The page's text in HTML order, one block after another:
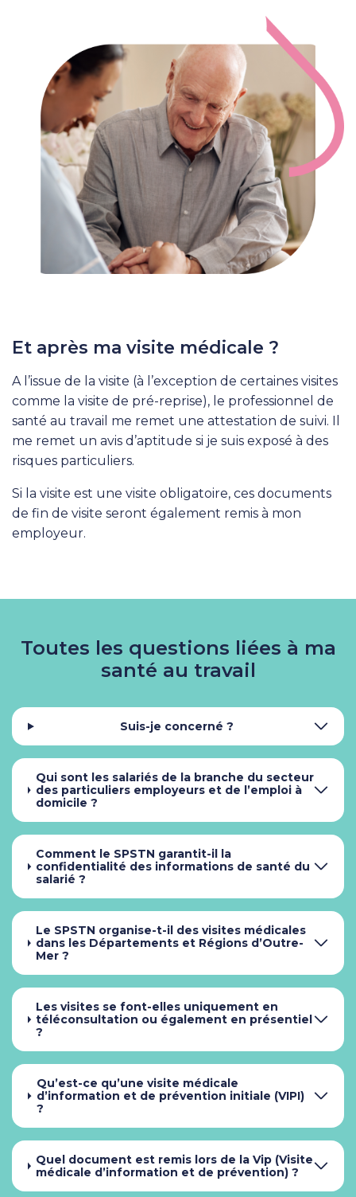
Et après ma visite médicale ?
A l’issue de la visite (à l’exception de certaines visites
comme la visite de pré-reprise), le professionnel de
santé au travail me remet une attestation de suivi. Il
me remet un avis d’aptitude si je suis exposé à des
risques particuliers.
Si la visite est une visite obligatoire, ces documents
de fin de visite seront également remis à mon
employeur.
Toutes les questions liées à ma
santé au travail
Suis-je concerné ?
Qui sont les salariés de la branche du secteur
des particuliers employeurs et de l’emploi à
domicile ?
Comment le SPSTN garantit-il la
confidentialité des informations de santé du
salarié ?
Le SPSTN organise-t-il des visites médicales
dans les Départements et Régions d’Outre-
Mer ?
Les visites se font-elles uniquement en
téléconsultation ou également en présentiel
?
Qu’est-ce qu’une visite médicale
d’information et de prévention initiale (VIPI)
?
Quel document est remis lors de la Vip (Visite
médicale d’information et de prévention) ?